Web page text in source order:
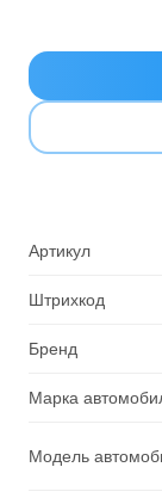
Артикул
Штрихкод
Бренд
Марка
Модель